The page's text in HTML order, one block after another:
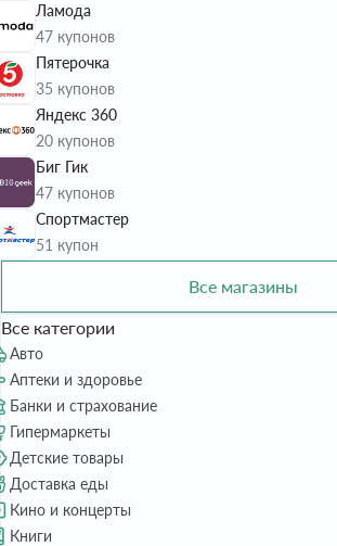
Ламода
47 купонов
Пятерочка
35 купонов
Яндекс 360
20 купонов
Биг Гик
47 купонов
Спортмастер
51 купон
Все магазины
Все категории
Авто
Аптеки и здоровье
Банки и страхование
Гипермаркеты
Детские товары
Доставка еды
Кино и концерты
Книги